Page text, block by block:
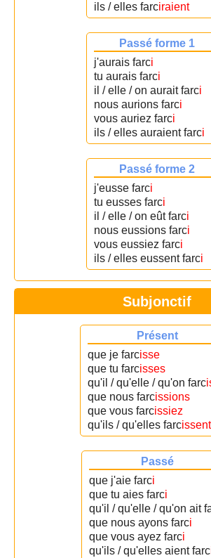
ils / elles farciraient
Passé forme 1
j'aurais farci
tu aurais farci
il / elle / on aurait farci
nous aurions farci
vous auriez farci
ils / elles auraient farci
Passé forme 2
j'eusse farci
tu eusses farci
il / elle / on eût farci
nous eussions farci
vous eussiez farci
ils / elles eussent farci
Subjonctif
Présent
que je farcisse
que tu farcisses
qu'il / qu'elle / qu'on farc
que nous farcissions
que vous farcissiez
qu'ils / qu'elles farcissent
Passé
que j'aie farci
que tu aies farci
qu'il / qu'elle / qu'on ait
que nous ayons farci
que vous ayez farci
qu'ils / qu'elles aient farc